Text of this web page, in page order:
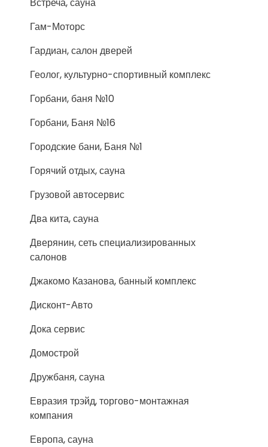
Гам-Моторс
Гардиан, салон дверей
Геолог, культурно-спортивный комплекс
Горбани, баня №10
Горбани, Баня №16
Городские бани, Баня №1
Горячий отдых, сауна
Грузовой автосервис
Два кита, сауна
Дверянин, сеть специализированных
салонов
Джакомо Казанова, банный комплекс
Дисконт-Авто
Дока сервис
Домострой
Дружбаня, сауна
Евразия трэйд, торгово-монтажная
компания
Европа, сауна